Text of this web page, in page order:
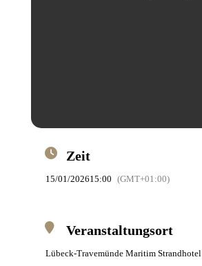
Zeit
15/01/202615:00 (GMT+01:00)
Veranstaltungsort
Lübeck-Travemünde Maritim Strandhotel